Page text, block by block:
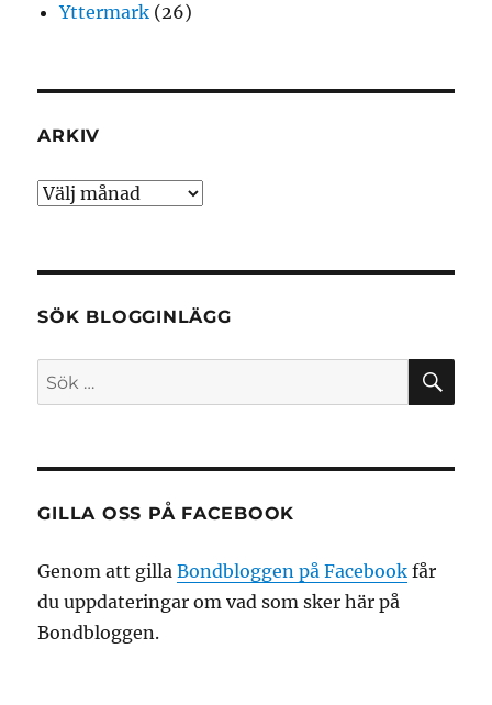
Yttermark (26)
ARKIV
Arkiv
SÖK BLOGGINLÄGG
Sök
efter:
GILLA OSS PÅ FACEBOOK
Genom att gillaBondbloggen på Facebook får
du uppdateringar om vad som sker här på
Bondbloggen.